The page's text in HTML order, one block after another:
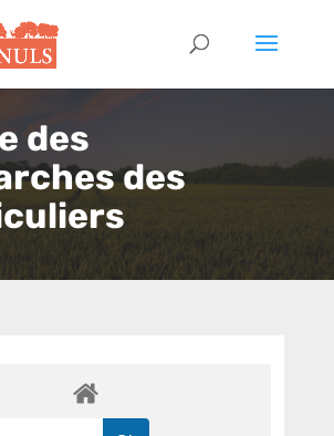
des
des